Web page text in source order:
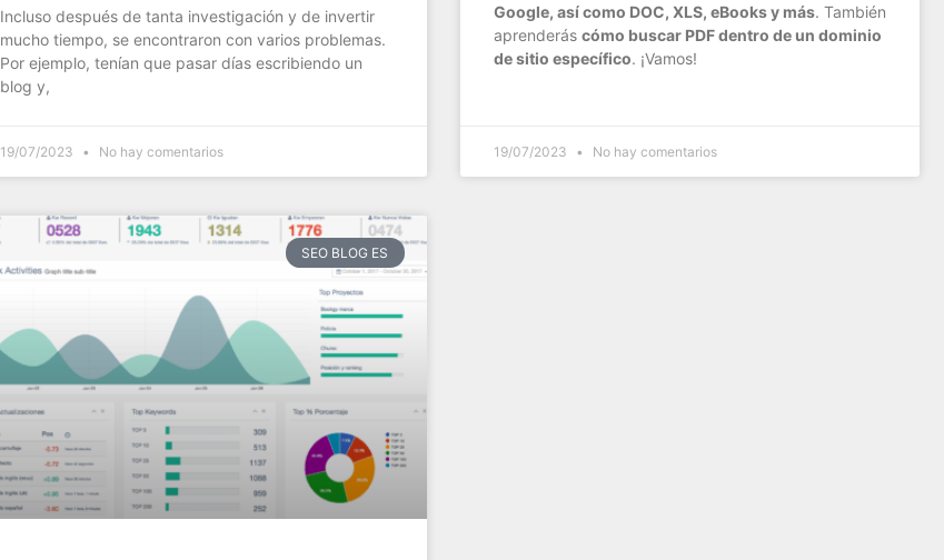
Incluso después de tanta investigación y de invertir
mucho tiempo, se encontraron con varios problemas.
Por ejemplo, tenían que pasar días escribiendo un
blog y,
19/07/2023 No hay comentarios
Google, así como DOC, XLS, eBooks y más. También
aprenderás cómo buscar PDF dentro de un dominio
de sitio específico. ¡Vamos!
19/07/2023 No hay comentarios
SEO BLOG ES